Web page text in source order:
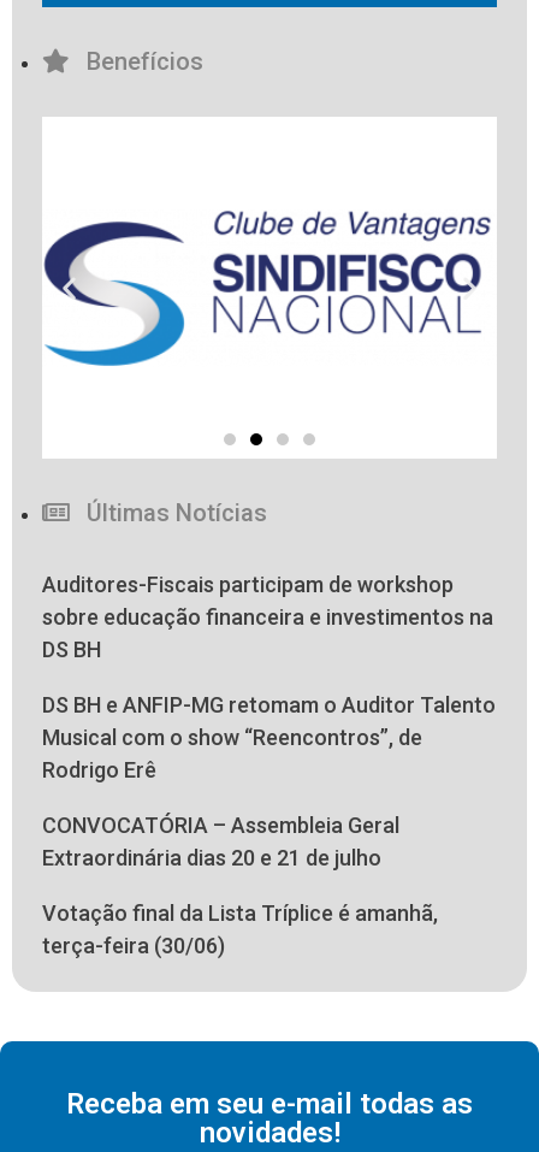
Benefícios
Últimas Notícias
Auditores-Fiscais participam de workshop
sobre educação financeira e investimentos na
DS BH
DS BH e ANFIP-MG retomam o Auditor Talento
Musical com o show “Reencontros”, de
Rodrigo Erê
CONVOCATÓRIA – Assembleia Geral
Extraordinária dias 20 e 21 de julho
Votação final da Lista Tríplice é amanhã,
terça-feira (30/06)
Receba em seu e-mail todas as
novidades!